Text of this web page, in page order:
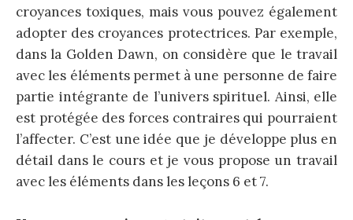
croyances toxiques, mais vous pouvez également
adopter des croyances protectrices. Par exemple,
dans la Golden Dawn, on considère que le travail
avec les éléments permet à une personne de faire
partie intégrante de l’univers spirituel. Ainsi, elle
est protégée des forces contraires qui pourraient
l’affecter. C’est une idée que je développe plus en
détail dans le cours et je vous propose un travail
avec les éléments dans les leçons 6 et 7.